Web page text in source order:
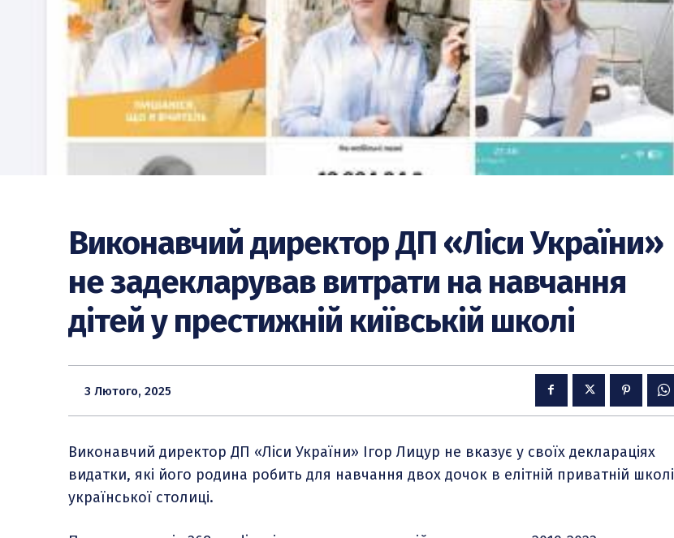
Виконавчий директор ДП «Ліси України»
не задекларував витрати на навчання
дітей у престижній київській школі
3 Лютого, 2025
Виконавчий директор ДП «Ліси України» Ігор Лицур не вказує у своїх деклараціях
видатки, які його родина робить для навчання двох дочок в елітній приватній школі
української столиці.